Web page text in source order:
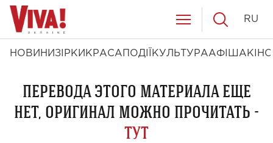
НОВИНИ ЗІРКИ КРАСА ПОДІЇ КУЛЬТУРААФІША КІНО
RU
ПЕРЕВОДА ЭТОГО МАТЕРИАЛА ЕЩЕ
НЕТ, ОРИГИНАЛ МОЖНО ПРОЧИТАТЬ -
ТУТ